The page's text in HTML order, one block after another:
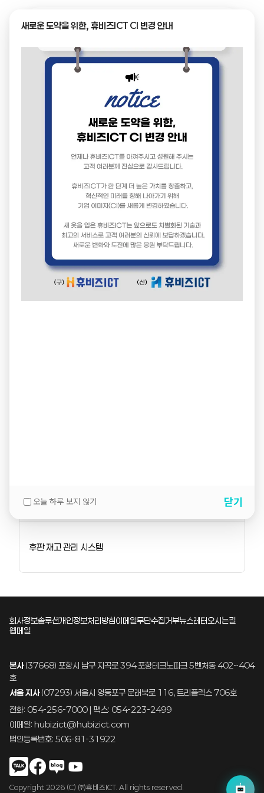
후판 재고 관리 시스템
설명
후판 재고 관리 시스템
회사정보솔루션개인정보처리방침이메일무단수집거부뉴스레터오시는길
웹메일
본사(37668) 포항시 남구 지곡로 394 포항테크노파크 5벤처동 402~404
호
서울 지사(07293) 서울시 영등포구 문래북로 116, 트리플렉스 706호
전화: 054-256-7000 | 팩스: 054-223-2499
이메일: hubizict@hubizict.com
법인등록번호: 506-81-31922
Copyright 2026 (C) ㈜휴비즈ICT. All rights reserved.
새로운 도약을 위한, 휴비즈ICT CI 변경 안내
오늘 하루 보지 않기 닫기